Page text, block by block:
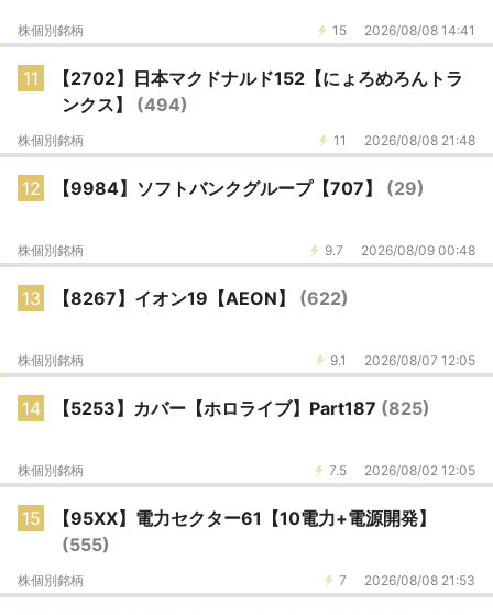
15 2026/08/08 14:41
株個別銘柄
11
【2702】日本マクドナルド152【にょろめろんトラ
ンクス】 (494)
11 2026/08/08 21:48
株個別銘柄
12 【9984】ソフトバンクグループ【707】 (29)
9.7 2026/08/09 00:48
株個別銘柄
13 【8267】イオン19【AEON】 (622)
9.1 2026/08/07 12:05
株個別銘柄
14 【5253】カバー【ホロライブ】Part187 (825)
7.5 2026/08/02 12:05
株個別銘柄
15
【95XX】電力セクター61【10電力+電源開発】
(555)
7 2026/08/08 21:53
株個別銘柄